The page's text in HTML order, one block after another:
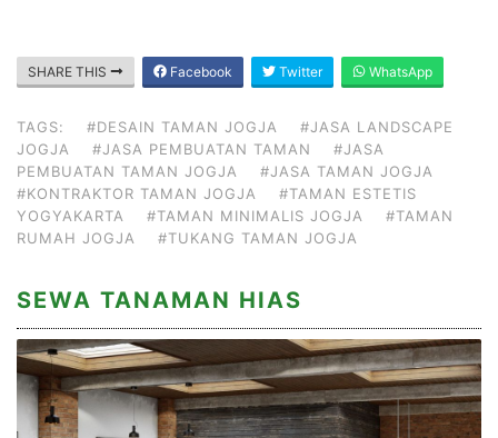
SHARE THIS Facebook Twitter WhatsApp
TAGS: #DESAIN TAMAN JOGJA
#JASA LANDSCAPE
JOGJA
#JASA PEMBUATAN TAMAN
#JASA
PEMBUATAN TAMAN JOGJA
#JASA TAMAN JOGJA
#KONTRAKTOR TAMAN JOGJA
#TAMAN ESTETIS
YOGYAKARTA
#TAMAN MINIMALIS JOGJA
#TAMAN
RUMAH JOGJA
#TUKANG TAMAN JOGJA
SEWA TANAMAN HIAS